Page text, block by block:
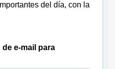
del día, con la
e-mail para